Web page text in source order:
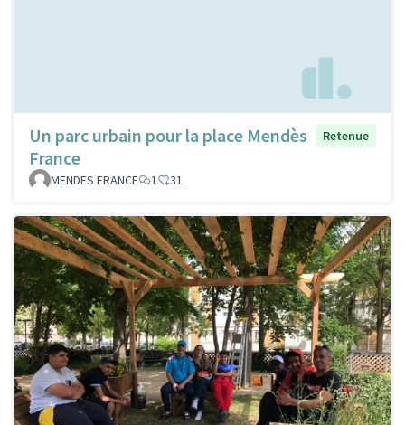
Un parc urbain pour la place Mendès
France
Retenue
MENDES FRANCE 1 31